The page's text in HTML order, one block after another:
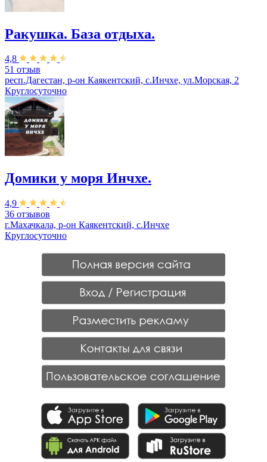
Ракушка. База отдыха.
4,8
51 отзыв
респ.Дагестан, р-он Каякентский, с.Инчхе, ул.Морская, 2
Круглосуточно
Домики у моря Инчхе.
4,9
36 отзывов
г.Махачкала, р-он Каякентский, с.Инчхе
Круглосуточно